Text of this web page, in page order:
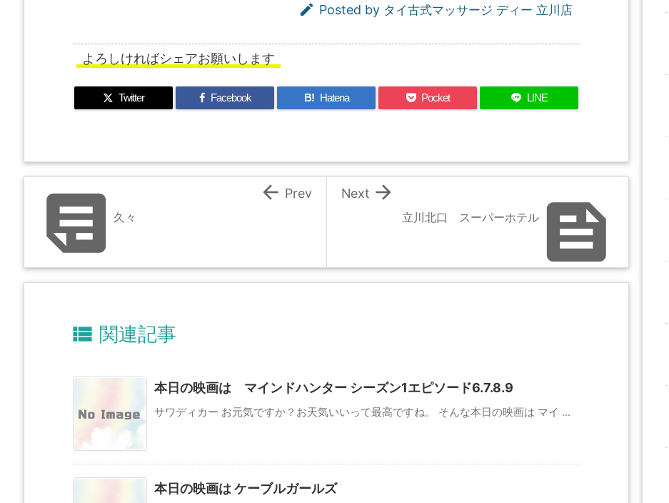
 Posted by タイ古式マッサージ ディー 立川店
よろしければシェアお願いします
Twitter Facebook B! Hatena Pocket LINE

立川北口 スーパーホテル

Next
久々
 Prev
 関連記事
本日の映画は マインドハンター シーズン1エピソード6.7.8.9
サワディカー お元気ですか？お天気いいって最高ですね。 そんな本日の映画は マイ ...
本日の映画は ケーブルガールズ